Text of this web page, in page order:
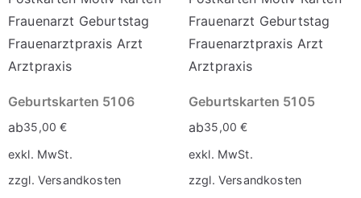
Geburtskarten 5106
ab35,00€
exkl. MwSt.
zzgl. Versandkosten
Geburtskarten 5105
ab35,00€
exkl. MwSt.
zzgl. Versandkosten